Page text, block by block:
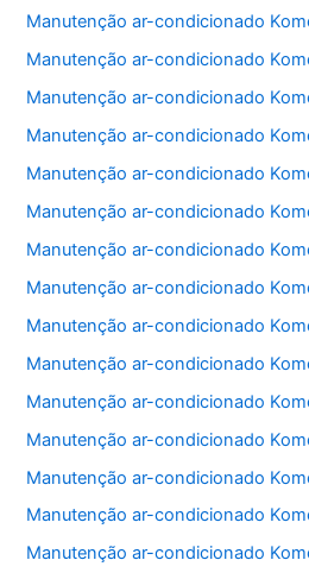
Manutenção ar-condicionado
Manutenção ar-condicionado
Manutenção ar-condicionado
Manutenção ar-condicionado
Manutenção ar-condicionado
Manutenção ar-condicionado
Manutenção ar-condicionado
Manutenção ar-condicionado
Manutenção ar-condicionado
Manutenção ar-condicionado
Manutenção ar-condicionado
Manutenção ar-condicionado
Manutenção ar-condicionado
Manutenção ar-condicionado
Manutenção ar-condicionado